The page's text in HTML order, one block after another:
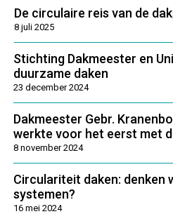
De circulaire reis van de
8 juli 2025
Stichting Dakmeester en
duurzame daken
23 december 2024
Dakmeester Gebr.
werkte voor het eerst met
8 november 2024
Circulariteit daken: denken
systemen?
16 mei 2024